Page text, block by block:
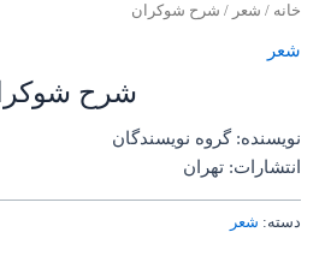
خانه / شعر / شرح شوکران
شعر
شرح
نویسنده: گروه نویسندگان
انتشارات: تهران
دسته: شعر